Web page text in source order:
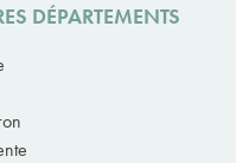
DÉPARTEMENTS